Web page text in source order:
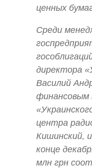
ценных
Среди
директора
Василий
финансовым
центра
Кишинский,
конце
млн грн